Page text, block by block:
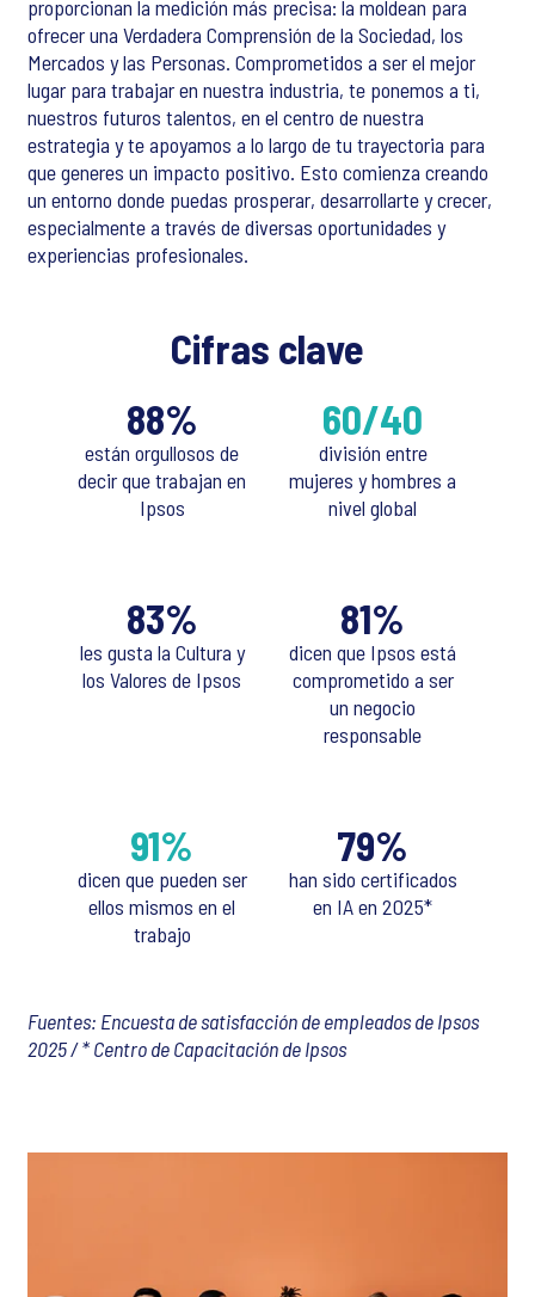
proporcionan la medición más precisa: la moldean para
ofrecer una Verdadera Comprensión de la Sociedad, los
Mercados y las Personas. Comprometidos a ser el mejor
lugar para trabajar en nuestra industria, te ponemos a ti,
nuestros futuros talentos, en el centro de nuestra
estrategia y te apoyamos a lo largo de tu trayectoria para
que generes un impacto positivo. Esto comienza creando
un entorno donde puedas prosperar, desarrollarte y crecer,
especialmente a través de diversas oportunidades y
experiencias profesionales.
Cifras clave
88%
están orgullosos de
decir que trabajan en
Ipsos
60/40
división entre
mujeres y hombres a
nivel global
83%
les gusta la Cultura y
los Valores de Ipsos
81%
dicen que Ipsos está
comprometido a ser
un negocio
responsable
91%
dicen que pueden ser
ellos mismos en el
trabajo
79%
han sido certificados
en IA en 2025*
Fuentes: Encuesta de satisfacción de empleados de Ipsos
2025 / * Centro de Capacitación de Ipsos